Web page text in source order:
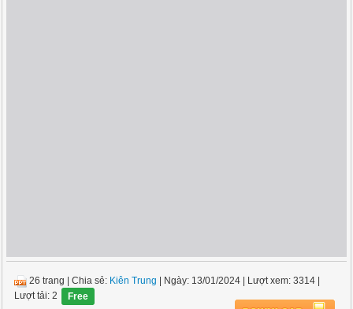
26 trang |Chia sẻ: Kiên Trung | Ngày: 13/01/2024 | Lượt xem: 3314
Lượt tải: 2
Free